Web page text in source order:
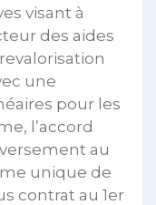
visant à
des aides
une
pour les
l’accord
au
unique de
contrat au 1er